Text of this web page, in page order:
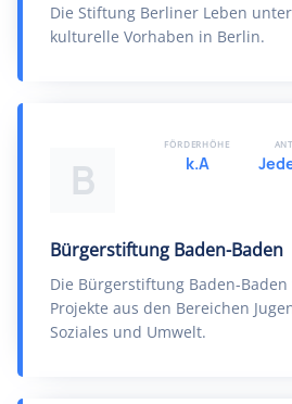
Die Stiftung Berliner Leben
kulturelle Vorhaben in Berlin.
B
Bürgerstiftung Baden-Baden
Die Bürgerstiftung Baden-
Projekte aus den Bereichen
Soziales und Umwelt.
FÖRDERHÖHE
k.A